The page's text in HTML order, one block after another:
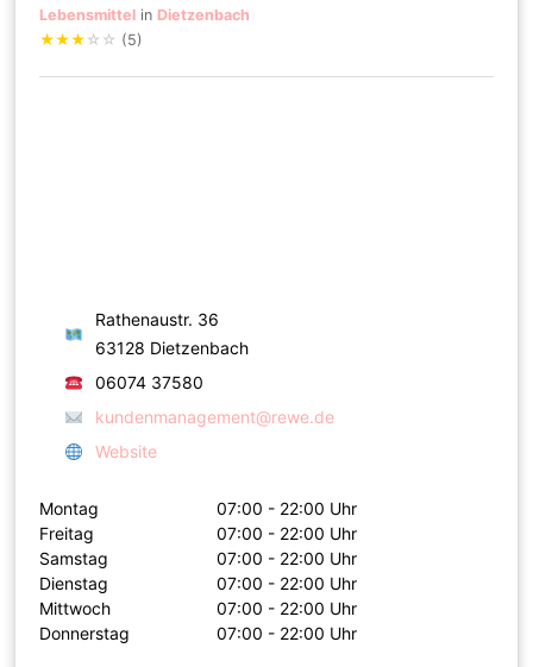
Lebensmittel in Dietzenbach
★★★ ☆ ☆ (5)
Rathenaustr. 36
63128 Dietzenbach
06074 37580
kundenmanagement@rewe.de
Website
Montag
07:00 - 22:00 Uhr
Freitag
07:00 - 22:00 Uhr
Samstag
07:00 - 22:00 Uhr
Dienstag
07:00 - 22:00 Uhr
Mittwoch
07:00 - 22:00 Uhr
Donnerstag
07:00 - 22:00 Uhr